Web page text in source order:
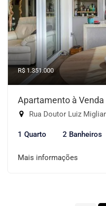
R$ 1.351.000
Apartamento à
Rua Doutor Luiz
1 Quarto 2 Banheiros
Mais informações